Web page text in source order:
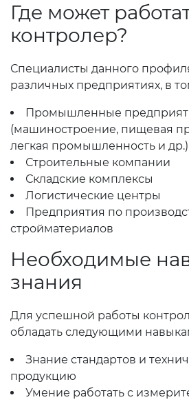
Где может
контролер?
Специалисты данного
различных предприятиях, в
Промышленные
(машиностроение, пищевая
легкая промышленность и др.)
Строительные компании
Складские комплексы
Логистические центры
Предприятия по
стройматериалов
Необходимые
знания
Для успешной работы
обладать следующими
Знание стандартов и
продукцию
Умение работать с